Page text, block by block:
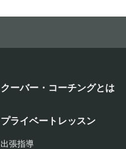
クーバー・コーチングとは
プライベートレッスン
出張指導